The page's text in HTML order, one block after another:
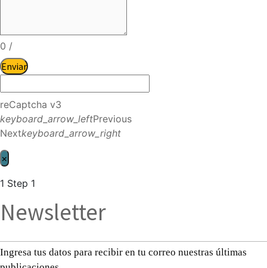
0 /
Enviar
reCaptcha v3
keyboard_arrow_leftPrevious
Nextkeyboard_arrow_right
×
1 Step 1
Newsletter
Ingresa tus datos para recibir en tu correo nuestras últimas